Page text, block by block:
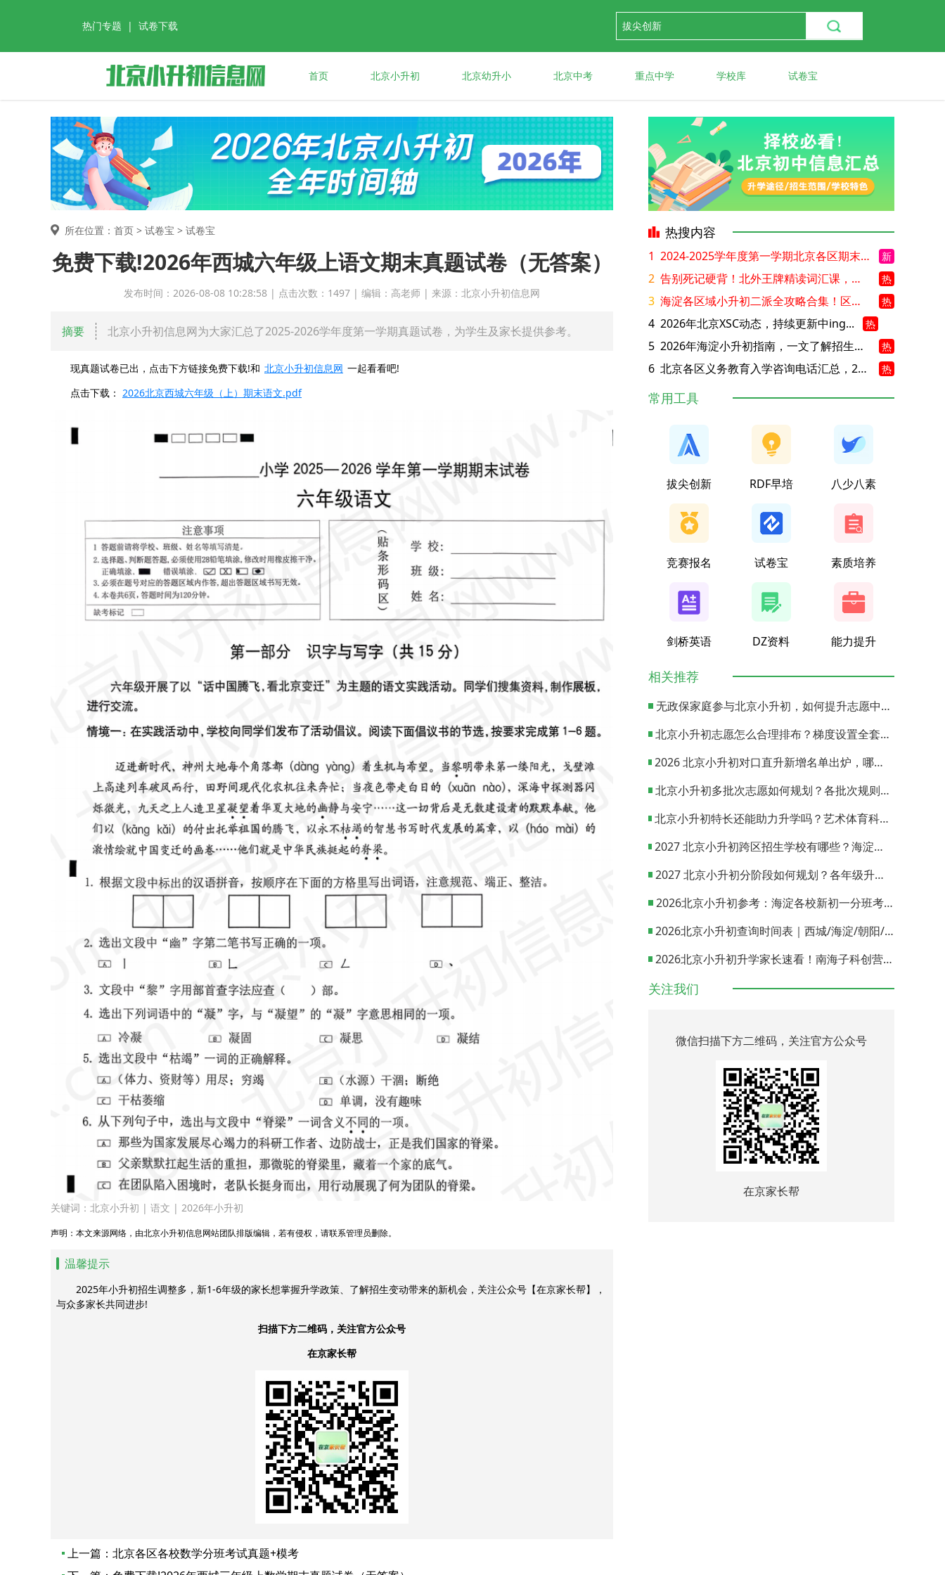
热门专题 | 试卷下载
首页 北京小升初 北京幼升小 北京中考 重点中学 学校库 试卷宝
所在位置：首页 > 试卷宝 > 试卷宝
免费下载!2026年西城六年级上语文期末真题试卷（无答案）
发布时间：2026-08-08 10:28:58 | 点击次数：1497 | 编辑：高老师 | 来源：北京小升初信息网
摘要 北京小升初信息网为大家汇总了2025-2026学年度第一学期真题试卷，为学生及家长提供参考。
现真题试卷已出，点击下方链接免费下载!和 北京小升初信息网 一起看看吧!
点击下载： 2026北京西城六年级（上）期末语文.pdf
关键词： 北京小升初 | 语文 | 2026年小升初
声明：本文来源网络，由北京小升初信息网站团队排版编辑，若有侵权，请联系管理员删除。
温馨提示
2025年小升初招生调整多，新1-6年级的家长想掌握升学政策、了解招生变动带来的新机会，关注公众号【在京家长帮】，
与众多家长共同进步!
扫描下方二维码，关注官方公众号
在京家长帮
上一篇： 北京各区各校数学分班考试真题+模考
热搜内容
1 2024-2025学年度第一学期北京各区期末考试真题试卷汇总 新
2 告别死记硬背！北外王牌精读词汇课，帮孩子突破英语词汇难关 热
3 海淀各区域小升初二派全攻略合集！区域一至五志愿填报、升学策略详解 热
4 2026年北京XSC动态，持续更新中ing... 热
5 2026年海淀小升初指南，一文了解招生政策要点 热
6 北京各区义务教育入学咨询电话汇总，25年小升初家长提前收藏 热
常用工具
拔尖创新 RDF早培 八少八素
竞赛报名 试卷宝 素质培养
剑桥英语 DZ资料 能力提升
相关推荐
无政保家庭参与北京小升初，如何提升志愿中签概率？
北京小升初志愿怎么合理排布？梯度设置全套策略与填报避坑指南
2026 北京小升初对口直升新增名单出炉，哪些小学可以直升优质初中？
北京小升初多批次志愿如何规划？各批次规则与填报实操指南
北京小升初特长还能助力升学吗？艺术体育科技特长机会与误区全面解析
2027 北京小升初跨区招生学校有哪些？海淀西城东城全市招生校完整汇总
2027 北京小升初分阶段如何规划？各年级升学节点与升学通道全梳理
2026北京小升初参考：海淀各校新初一分班考试日期汇总
2026北京小升初查询时间表｜西城/海淀/朝阳/东城/丰台一键对照
2026北京小升初升学家长速看！南海子科创营报名通道正式开启
关注我们
微信扫描下方二维码，关注官方公众号
在京家长帮